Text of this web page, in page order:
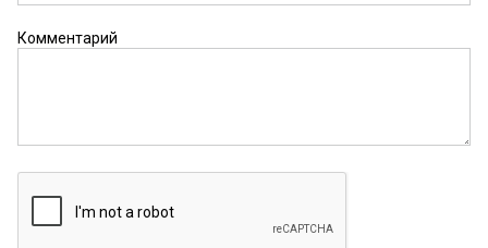
выглядеть, но и умирающая деревня.
как достали все эти екатские
Комментарий